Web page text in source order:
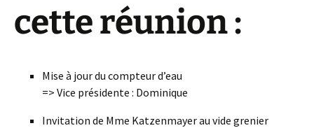
cette réunion :
Mise à jour du compteur d’eau
=> Vice présidente : Dominique
Invitation de Mme Katzenmayer au vide grenier